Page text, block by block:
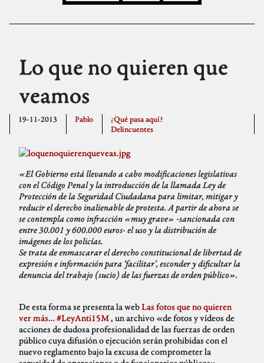
Lo que no quieren que
veamos
19-11-2013 Pablo
¿Qué pasa aquí?
Delincuentes
«El Gobierno está llevando a cabo modificaciones legislativas
con el Código Penal y la introducción de la llamada Ley de
Protección de la Seguridad Ciudadana para limitar, mitigar y
reducir el derecho inalienable de protesta. A partir de ahora se
se contempla como infracción «muy grave» -sancionada con
entre 30.001 y 600.000 euros- el uso y la distribución de
imágenes de los policías.
Se trata de enmascarar el derecho constitucional de libertad de
expresión e información para ‘facilitar’, esconder y dificultar la
denuncia del trabajo (sucio) de las fuerzas de orden público».
De esta forma se presenta la webLas fotos que no quieren
ver más… #LeyAnti15M, un archivo «de fotos y vídeos de
acciones de dudosa profesionalidad de las fuerzas de orden
público cuya difusión o ejecución serán prohibidas con el
nuevo reglamento bajo la excusa de comprometer la